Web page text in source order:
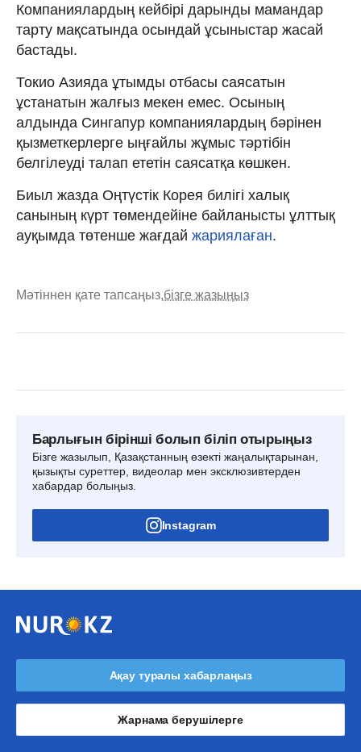
Компаниялардың кейбірі дарынды мамандар
тарту мақсатында осындай ұсыныстар жасай
бастады.
Токио Азияда ұтымды отбасы саясатын
ұстанатын жалғыз мекен емес. Осының
алдында Сингапур компаниялардың бәрінен
қызметкерлерге ыңғайлы жұмыс тәртібін
белгілеуді талап ететін саясатқа көшкен.
Биыл жазда Оңтүстік Корея билігі халық
санының күрт төмендейіне байланысты ұлттық
ауқымда төтенше жағдай жариялаған.
Мәтіннен қате тапсаңыз,бізге жазыңыз
Барлығын бірінші болып біліп отырыңыз
Бізге жазылып, Қазақстанның өзекті жаңалықтарынан,
қызықты суреттер, видеолар мен эксклюзивтерден
хабардар болыңыз.
Instagram
Ақау туралы хабарлаңыз
Жарнама берушілерге